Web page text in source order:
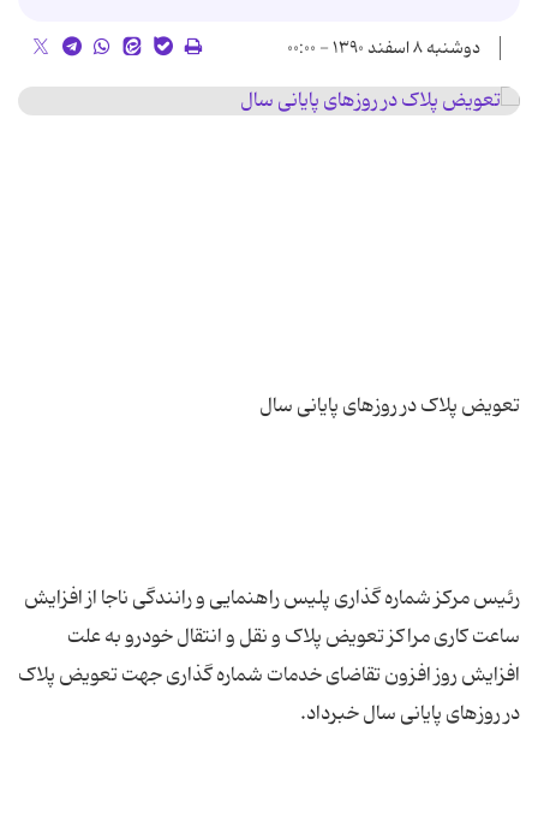
دوشنبه ۸ اسفند ۱۳۹۰ - ۰۰:۰۰
رئیس مرکز شماره گذاری پلیس راهنمایی و رانندگی ناجا از افزایش
ساعت کاری مراکز تعویض پلاک و نقل و انتقال خودرو به علت
افزایش روز افزون تقاضای خدمات شماره گذاری جهت تعویض پلاک